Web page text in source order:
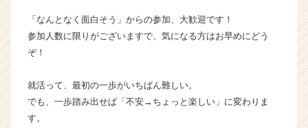
ア
キ
ア
h
「なんとなく面白そう」からの参加、大歓迎です！
参加人数に限りがございますで、気になる方はお早めにどう
ぞ！
就活って、最初の一歩がいちばん難しい。
でも、一歩踏み出せば「不安→ちょっと楽しい」に変わりま
す。